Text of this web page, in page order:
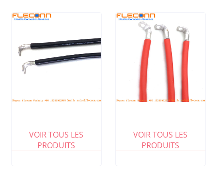
VOIR TOUS LES
PRODUITS
VOIR TOUS LES
PRODUITS